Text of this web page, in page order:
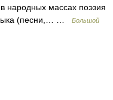
народных массах поэзия
(песни,… …
Большой